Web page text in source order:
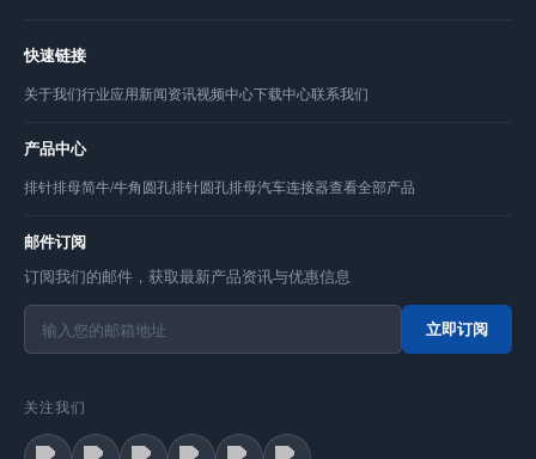
快速链接
关于我们行业应用新闻资讯视频中心下载中心联系我们
产品中心
排针排母简牛/牛角圆孔排针圆孔排母汽车连接器查看全部产品
邮件订阅
订阅我们的邮件，获取最新产品资讯与优惠信息
立即订阅
关注我们